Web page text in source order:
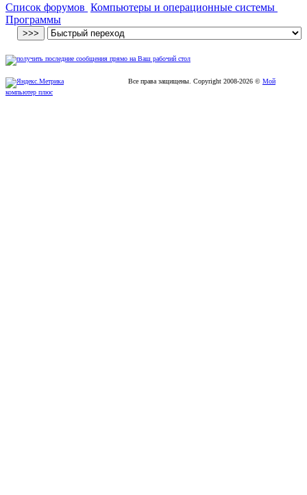
Список форумов Компьютеры и операционные системы
Программы
Все права защищены. Copyright 2008-2026 © Мой
компьютер плюс